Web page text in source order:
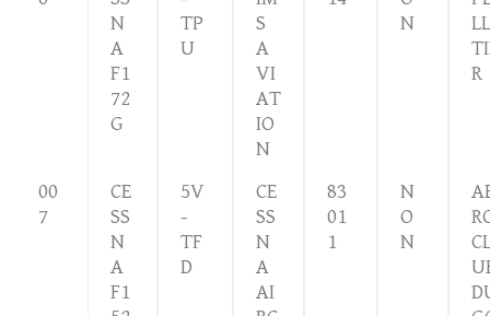
N
A
F1
72
G
TP
U
S
A
VI
AT
IO
N
N
R
00
7
CE
SS
N
A
F1
5V
-
TF
D
CE
SS
N
A
AI
83
01
1
N
O
N